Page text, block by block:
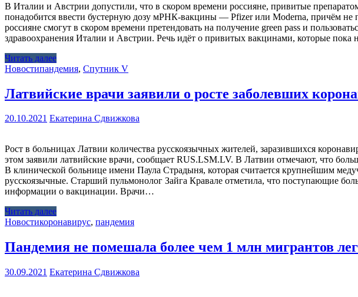
В Италии и Австрии допустили, что в скором времени россияне, привитые
понадобится ввести бустерную дозу мРНК-вакцины — Pfizer или Moderna, причём не
россияне смогут в скором времени претендовать на получение green pass и
здравоохранения Италии и Австрии. Речь идёт о привитых вакцинами, которые
Читать далее
Новостипандемия, Спутник V
Латвийские врачи заявили о росте заболевших
20.10.2021 Екатерина Сдвижкова
Рост в больницах Латвии количества русскоязычных жителей, заразившихся
этом заявили латвийские врачи, сообщает RUS.LSM.LV. В Латвии отмечают, что
В клинической больнице имени Паула Страдыня, которая считается крупнейшим
русскоязычные. Старший пульмонолог Зайга Кравале отметила, что поступающие
информации о вакцинации. Врачи…
Читать далее
Новостикоронавирус, пандемия
Пандемия не помешала более чем 1 млн мигрантов
30.09.2021 Екатерина Сдвижкова